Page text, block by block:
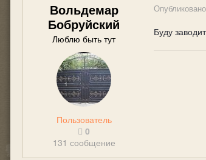
Вольдемар
Бобруйский
Люблю быть тут
Пользователь
0
131 сообщение
Опубликовано
Буду